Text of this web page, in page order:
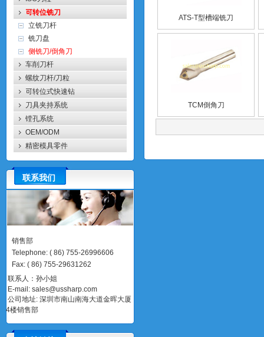
可转位铣刀
立铣刀杆
铣刀盘
侧铣刀/倒角刀
车削刀杆
螺纹刀杆/刀粒
可转位式快速钻
刀具夹持系统
镗孔系统
OEM/ODM
精密模具零件
联系我们
销售部
Telephone:(86)755-26996606
Fax:(86)755-29631262
联系人：孙小姐
E-mail:sales@ussharp.com
公司地址: 深圳市南山南海大道金晖大厦
4楼销售部
ATS-T型槽端铣刀
TCM倒角刀